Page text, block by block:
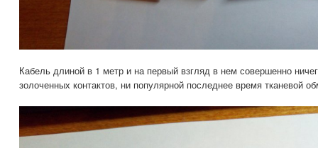
Кабель длиной в 1 метр и на первый взгляд в нем совершенно
золоченных контактов, ни популярной последнее время тканевой